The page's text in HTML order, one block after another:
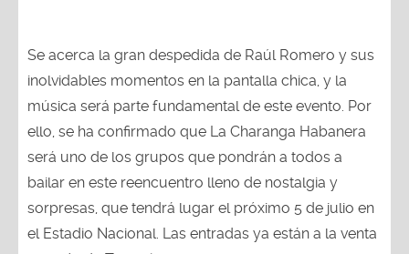
Se acerca la gran despedida de Raúl Romero y sus
inolvidables momentos en la pantalla chica, y la
música será parte fundamental de este evento. Por
ello, se ha confirmado que La Charanga Habanera
será uno de los grupos que pondrán a todos a
bailar en este reencuentro lleno de nostalgia y
sorpresas, que tendrá lugar el próximo 5 de julio en
el Estadio Nacional. Las entradas ya están a la venta